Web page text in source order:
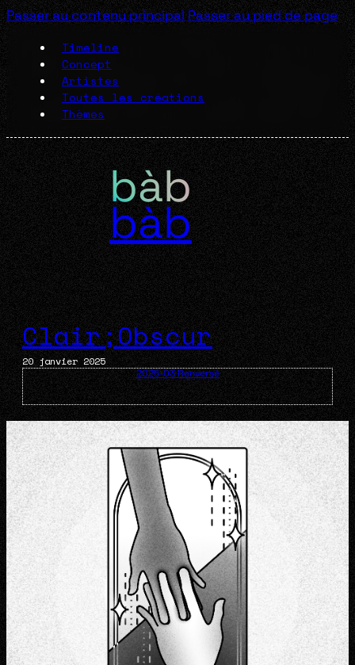
Passer au contenu principal Passer au pied de page
Timeline
Concept
Artistes
Toutes les créations
Thèmes
bàb
Clair;Obscur
20 janvier 2025
2025-03 Renversé